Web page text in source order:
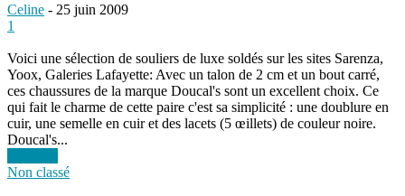
Celine - 25 juin 2009
1
Voici une sélection de souliers de luxe soldés sur les sites Sarenza,
Yoox, Galeries Lafayette: Avec un talon de 2 cm et un bout carré,
ces chaussures de la marque Doucal's sont un excellent choix. Ce
qui fait le charme de cette paire c'est sa simplicité : une doublure en
cuir, une semelle en cuir et des lacets (5 œillets) de couleur noire.
Doucal's...
Non classé